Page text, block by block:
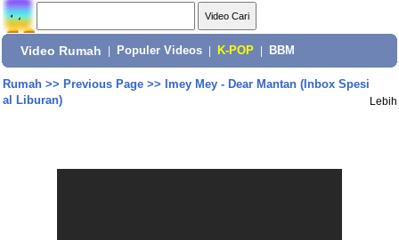
Video Rumah Populer Videos K-POP BBM
Rumah>> Previous Page>> Imey Mey - Dear Mantan (Inbox Spesi
al Liburan)
Lebih